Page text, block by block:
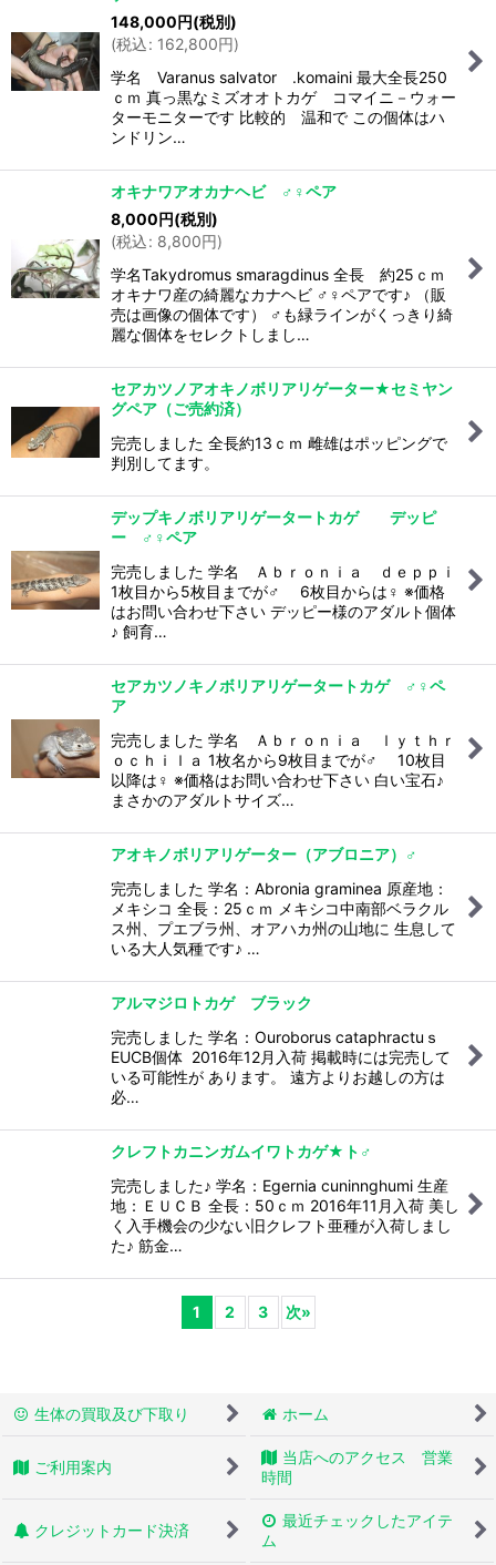
148,000円(税別)
(税込: 162,800円)
学名 Varanus salvator .komaini 最大全長250
ｃｍ 真っ黒なミズオオトカゲ コマイニ－ウォー
ターモニターです 比較的 温和で この個体はハ
ンドリン…
オキナワアオカナヘビ ♂♀ペア
8,000円(税別)
(税込: 8,800円)
学名Takydromus smaragdinus 全長 約25ｃｍ
オキナワ産の綺麗なカナヘビ ♂♀ペアです♪ （販
売は画像の個体です） ♂も緑ラインがくっきり綺
麗な個体をセレクトしまし…
セアカツノアオキノボリアリゲーター★セミヤン
グペア（ご売約済）
完売しました 全長約13ｃｍ 雌雄はポッピングで
判別してます。
デップキノボリアリゲータートカゲ デッピ
ー ♂♀ペア
完売しました 学名 Ａｂｒｏｎｉａ ｄｅｐｐｉ
1枚目から5枚目までが♂ 6枚目からは♀ ※価格
はお問い合わせ下さい デッピー様のアダルト個体
♪ 飼育…
セアカツノキノボリアリゲータートカゲ ♂♀ペ
ア
完売しました 学名 Ａｂｒｏｎｉａ ｌｙｔｈｒ
ｏｃｈｉｌａ 1枚名から9枚目までが♂ 10枚目
以降は♀ ※価格はお問い合わせ下さい 白い宝石♪
まさかのアダルトサイズ…
アオキノボリアリゲーター（アブロニア）♂
完売しました 学名：Abronia graminea 原産地：
メキシコ 全長：25ｃｍ メキシコ中南部ベラクル
ス州、プエブラ州、オアハカ州の山地に 生息して
いる大人気種です♪ …
アルマジロトカゲ ブラック
完売しました 学名：Ouroborus cataphractuｓ
EUCB個体 2016年12月入荷 掲載時には完売して
いる可能性が あります。 遠方よりお越しの方は
必…
クレフトカニンガムイワトカゲ★ト♂
完売しました♪ 学名：Egernia cuninnghumi 生産
地：ＥＵＣＢ 全長：50ｃｍ 2016年11月入荷 美し
く入手機会の少ない旧クレフト亜種が入荷しまし
た♪ 筋金…
1 2 3 次»
生体の買取及び下取り ホーム
ご利用案内
当店へのアクセス 営業
時間
クレジットカード決済
最近チェックしたアイテ
ム